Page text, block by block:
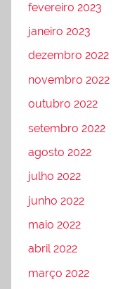
fevereiro 2023
janeiro 2023
dezembro 2022
novembro 2022
outubro 2022
setembro 2022
agosto 2022
julho 2022
junho 2022
maio 2022
abril 2022
março 2022